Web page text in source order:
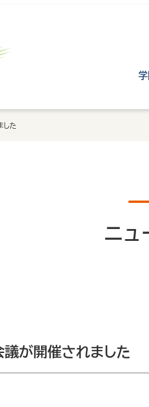
した
ニュ
が開催されました